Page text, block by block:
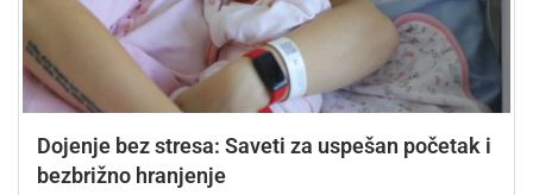
Dojenje bez stresa: Saveti za uspešan početak i
bezbrižno hranjenje